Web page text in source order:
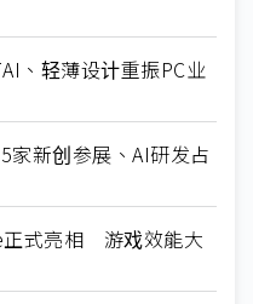
、轻薄设计重振PC业
新创参展、AI研发占
正式亮相 游戏效能大